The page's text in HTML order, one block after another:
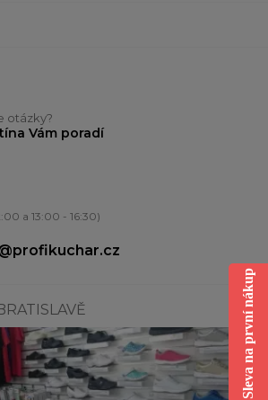
otázky?
Vám poradí
a 13:00 - 16:30)
Sleva na první nákup